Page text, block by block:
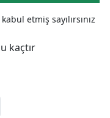
etmiş sayılırsınız
kaçtır